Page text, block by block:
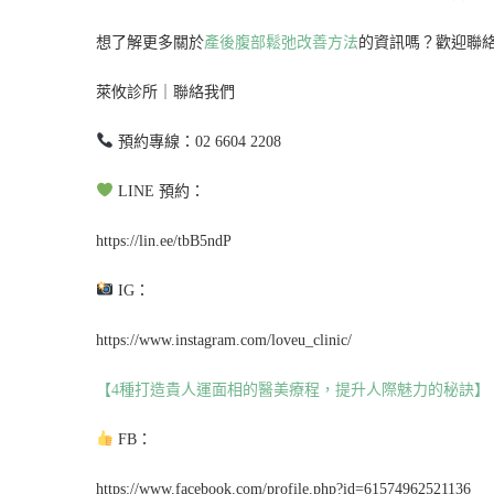
想了解更多關於產後腹部鬆弛改善方法的資訊嗎？歡迎聯
萊攸診所｜聯絡我們
預約專線：02 6604 2208
LINE 預約：
https://lin.ee/tbB5ndP
IG：
https://www.instagram.com/loveu_clinic/
【4種打造貴人運面相的醫美療程，提升人際魅力的秘訣】
FB：
https://www.facebook.com/profile.php?id=61574962521136